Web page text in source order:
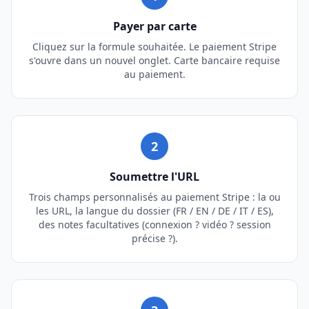
Payer par carte
Cliquez sur la formule souhaitée. Le paiement Stripe
s'ouvre dans un nouvel onglet. Carte bancaire requise
au paiement.
2
Soumettre l'URL
Trois champs personnalisés au paiement Stripe : la ou
les URL, la langue du dossier (FR / EN / DE / IT / ES),
des notes facultatives (connexion ? vidéo ? session
précise ?).